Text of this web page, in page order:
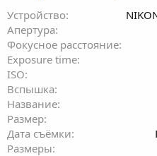
Устройство
Апертура
Фокусное расстояние
Exposure time
ISO
Вспышка
Название
Размер
Дата съёмки
Размеры